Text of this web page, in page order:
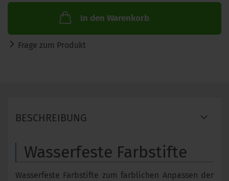
In den Warenkorb
Frage zum Produkt
BESCHREIBUNG
Wasserfeste Farbstifte
Wasserfeste Farbstifte zum farblichen Anpassen der